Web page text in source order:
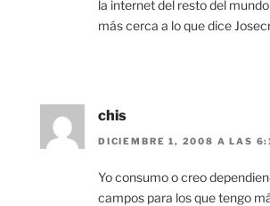
la internet del resto del
más cerca a lo que dice
chis
DICIEMBRE 1, 2008 A LAS
Yo consumo o creo
campos para los que tengo